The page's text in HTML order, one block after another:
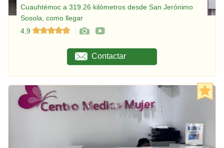
Cuauhtémoc a 319.26 kilómetros desde San Jerónimo
Sosola, como llegar
4,9
Contactar